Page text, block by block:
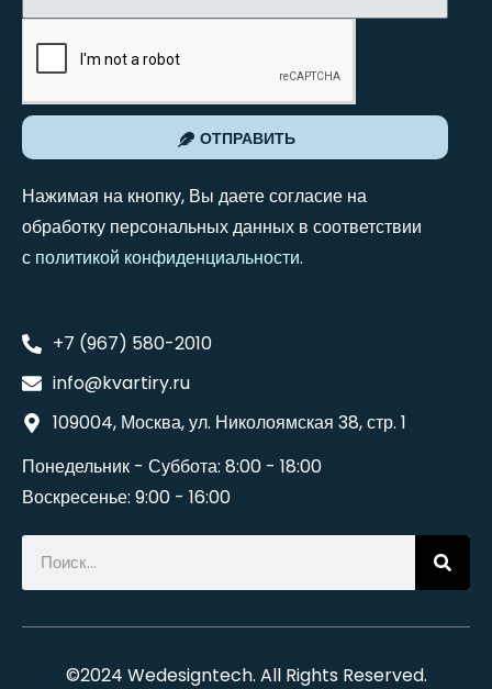
ОТПРАВИТЬ
Нажимая на кнопку, Вы даете согласие на
обработку персональных данных в соответствии
с политикой конфиденциальности.
+7 (967) 580-2010
info@kvartiry.ru
109004, Москва, ул. Николоямская 38, стр. 1
Понедельник - Суббота: 8:00 - 18:00
Воскресенье: 9:00 - 16:00
©2024 Wedesigntech. All Rights Reserved.